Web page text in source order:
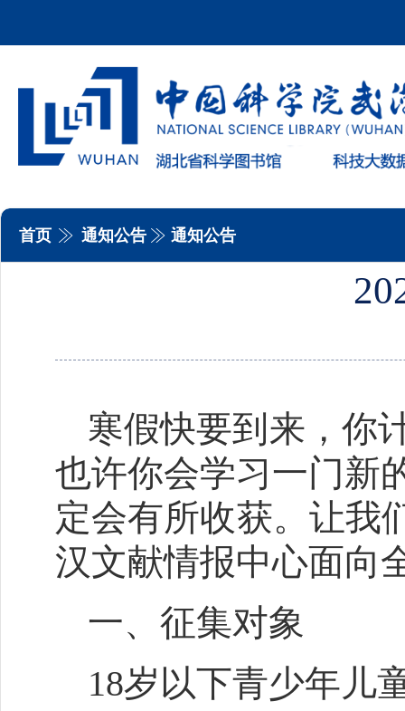
首页 通知公告 通知公告
寒假快要到来，你
也许你会学习一门新
定会有所收获。让我
汉文献情报中心面向
一、征集对象
18岁以下青少年儿